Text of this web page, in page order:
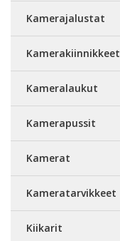
Kamerajalustat
Kamerakiinnikkeet
Kameralaukut
Kamerapussit
Kamerat
Kameratarvikkeet
Kiikarit